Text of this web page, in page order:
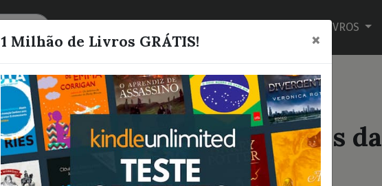
LIVROS
Fantasia, horror e ficção científica
O Alimento dos
Deuses (Sombras da
Criação)
1 Milhão de Livros GRÁTIS! ×